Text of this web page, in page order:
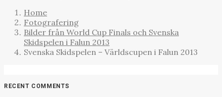
Home
Fotografering
Bilder från World Cup Finals och Svenska
Skidspelen i Falun 2013
Svenska Skidspelen – Världscupen i Falun 2013
RECENT COMMENTS